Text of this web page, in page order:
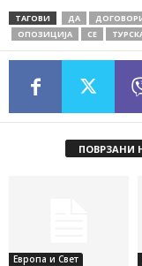
ТАГОВИ ДА
ОПОЗИЦИЈА
СЕ
ПОВРЗАНИ
Европа и Свет